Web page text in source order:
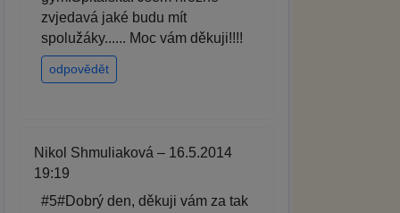
zvjedavá jaké budu mít
spolužáky...... Moc vám děkuji!!!!
odpovědět
Nikol Shmuliaková – 16.5.2014
19:19
#5#Dobrý den, děkuji vám za tak